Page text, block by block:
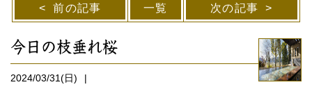
前の記事 一覧 次の記事
今日の枝垂れ桜
2024/03/31(日)